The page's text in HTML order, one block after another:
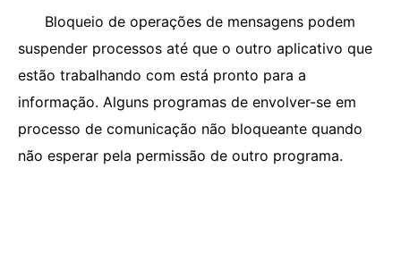
Bloqueio de operações de mensagens podem
suspender processos até que o outro aplicativo que
estão trabalhando com está pronto para a
informação. Alguns programas de envolver-se em
processo de comunicação não bloqueante quando
não esperar pela permissão de outro programa.